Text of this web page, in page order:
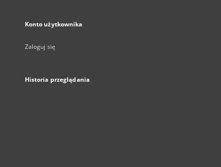
Konto użytkownika
Zaloguj się
Historia przeglądania